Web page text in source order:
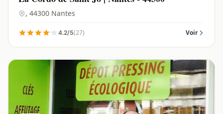
, 44300 Nantes
4.2/5(27) Voir